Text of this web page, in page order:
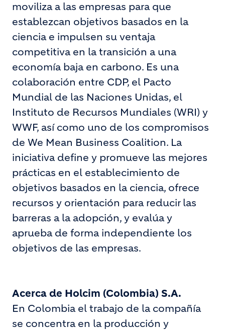
moviliza a las empresas para que
establezcan objetivos basados ​​en la
ciencia e impulsen su ventaja
competitiva en la transición a una
economía baja en carbono. Es una
colaboración entre CDP, el Pacto
Mundial de las Naciones Unidas, el
Instituto de Recursos Mundiales (WRI) y
WWF, así como uno de los compromisos
de We Mean Business Coalition. La
iniciativa define y promueve las mejores
prácticas en el establecimiento de
objetivos basados ​​en la ciencia, ofrece
recursos y orientación para reducir las
barreras a la adopción, y evalúa y
aprueba de forma independiente los
objetivos de las empresas.
Acerca de Holcim (Colombia) S.A.
En Colombia el trabajo de la compañía
se concentra en la producción y